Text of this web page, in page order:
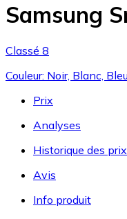
Samsung
Classé 8
Couleur: Noir, Blanc,
Prix
Analyses
Historique des prix
Avis
Info produit